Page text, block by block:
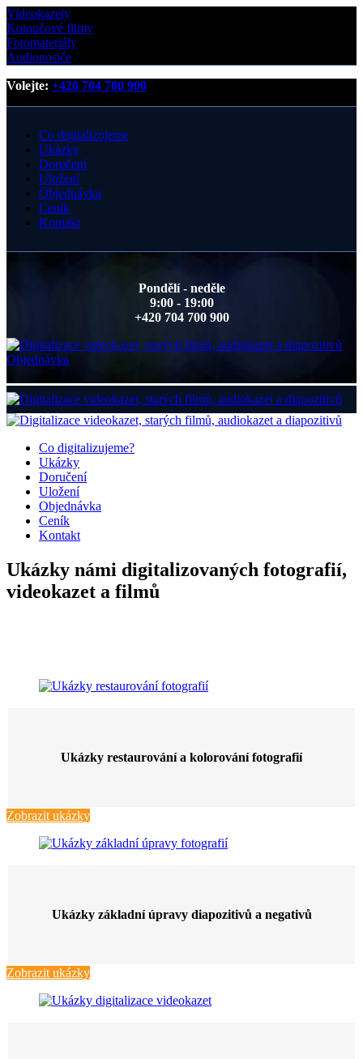
Videokazety
Kotoučové filmy
Fotomateriály
Audionosiče
Volejte: +420 704 700 900
Co digitalizujeme
Ukázky
Doručení
Uložení
Objednávka
Ceník
Kontakt
Pondělí - neděle
9:00 - 19:00
+420 704 700 900
Objednávka
Co digitalizujeme?
Ukázky
Doručení
Uložení
Objednávka
Ceník
Kontakt
Ukázky námi digitalizovaných fotografií,
videokazet a filmů
Ukázky restaurování a kolorování fotografií
Zobrazit ukázky
Ukázky základní úpravy diapozitivů a negativů
Zobrazit ukázky